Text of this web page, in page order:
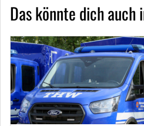
Das könnte dich auch